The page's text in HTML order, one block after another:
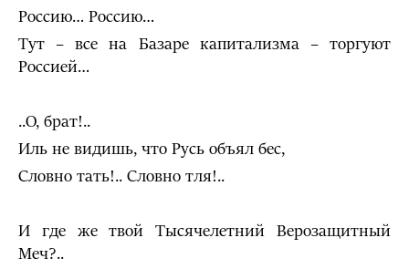
Россию… Россию…
Тут – все на Базаре капитализма – торгуют
Россией…
..О, брат!..
Иль не видишь, что Русь объял бес,
Словно тать!.. Словно тля!..
И где же твой Тысячелетний Верозащитный
Меч?..